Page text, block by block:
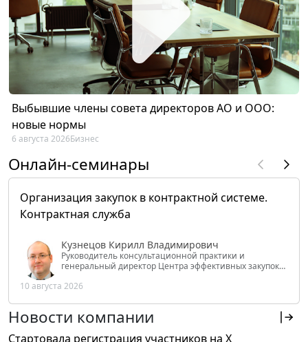
Выбывшие члены совета директоров АО и ООО:
новые нормы
6 августа 2026Бизнес
Онлайн-семинары
Организация закупок в контрактной системе.
Контрактная служба
Кузнецов Кирилл Владимирович
Руководитель консультационной практики и
генеральный директор Центра эффективных закупок
РФ
10 августа 2026
Новости компании
Стартовала регистрация участников на X